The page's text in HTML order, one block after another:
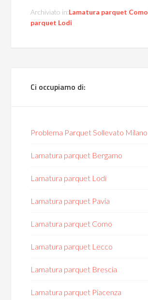
Archiviato in:Lamatura parquet Como
parquet Lodi
Ci occupiamo di:
Problema Parquet Sollevato Milano
Lamatura parquet Bergamo
Lamatura parquet Lodi
Lamatura parquet Pavia
Lamatura parquet Como
Lamatura parquet Lecco
Lamatura parquet Brescia
Lamatura parquet Piacenza